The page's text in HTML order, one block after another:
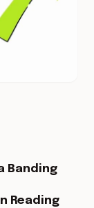
Banding
Reading